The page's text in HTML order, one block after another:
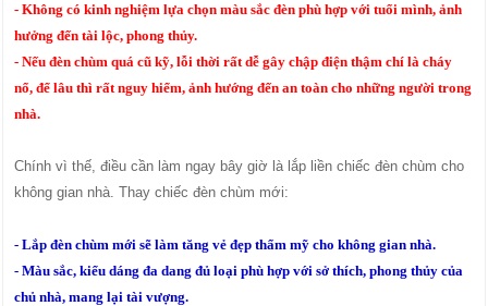
- Không có kinh nghiệm lựa chọn màu sắc đèn phù hợp với tuổi mình, ảnh
hưởng đến tài lộc, phong thủy.
- Nếu đèn chùm quá cũ kỹ, lỗi thời rất dễ gây chập điện thậm chí là cháy
nổ, để lâu thì rất nguy hiểm, ảnh hướng đến an toàn cho những người trong
nhà.
Chính vì thế, điều cần làm ngay bây giờ là lắp liền chiếc đèn chùm cho
không gian nhà. Thay chiếc đèn chùm mới:
- Lắp đèn chùm mới sẽ làm tăng vẻ đẹp thẩm mỹ cho không gian nhà.
- Màu sắc, kiểu dáng đa dang đủ loại phù hợp với sở thích, phong thủy của
chủ nhà, mang lại tài vượng.